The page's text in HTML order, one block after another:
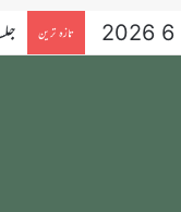
تازہ ترین